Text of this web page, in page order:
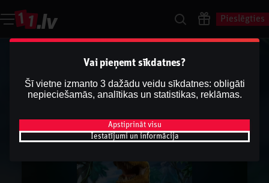
Pieslēgties
Vai pieņemt sīkdatnes?
Šī vietne izmanto 3 dažādu veidu sīkdatnes: obligāti
nepieciešamās, analītikas un statistikas, reklāmas.
Apstiprināt visu
Iestatījumi un informācija